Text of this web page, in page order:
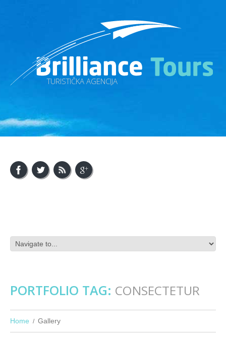
TURISTIČKA AGENCIJA
PORTFOLIO TAG: CONSECTETUR
Home Gallery